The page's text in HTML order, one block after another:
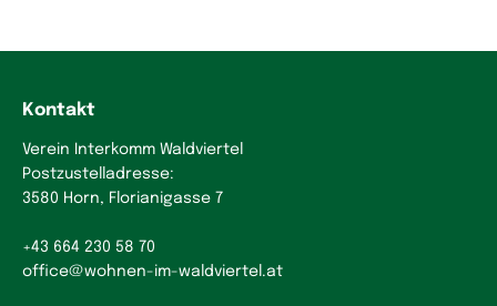
Kontakt
Verein Interkomm Waldviertel
Postzustelladresse:
3580 Horn, Florianigasse 7
+43 664 230 58 70
office@wohnen-im-waldviertel.at